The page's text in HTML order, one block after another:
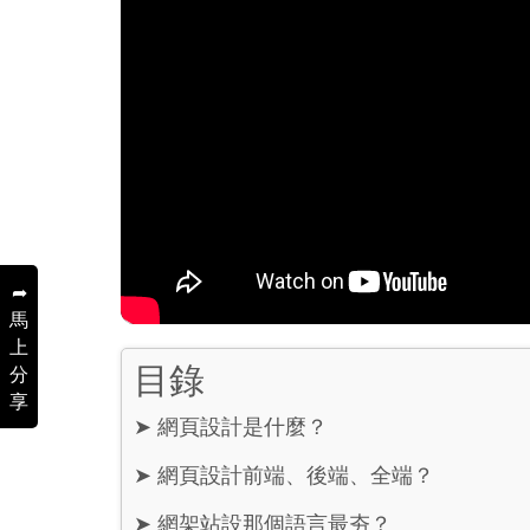
➦
馬
上
分
享
目錄
➤ 網頁設計是什麼？
➤ 網頁設計前端、後端、全端？
➤ 網架站設那個語言最夯？